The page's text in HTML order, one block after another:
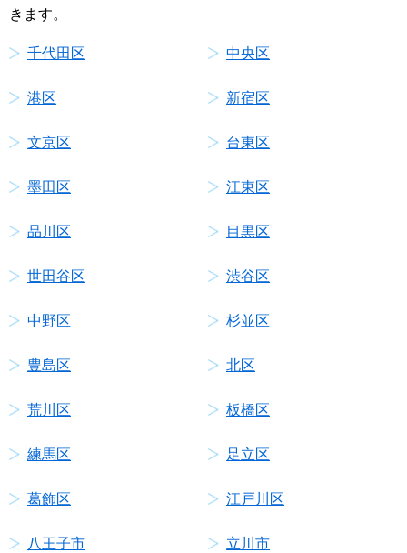
きます。
千代田区 中央区
港区 新宿区
文京区 台東区
墨田区 江東区
品川区 目黒区
世田谷区 渋谷区
中野区 杉並区
豊島区 北区
荒川区 板橋区
練馬区 足立区
葛飾区 江戸川区
八王子市 立川市